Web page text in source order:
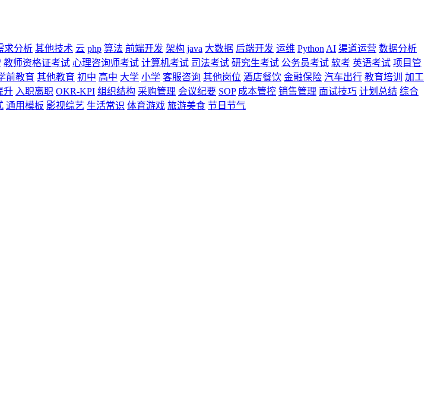
求分析 其他技术 云 php 算法 前端开发 架构 java 大数据 后端开发 运维 Python AI 渠道运营 数据分析
教师资格证考试 心理咨询师考试 计算机考试 司法考试 研究生考试 公务员考试 软考 英语考试 项目管
前教育 其他教育 初中 高中 大学 小学 客服咨询 其他岗位 酒店餐饮 金融保险 汽车出行 教育培训
加工
升 入职离职 OKR-KPI 组织结构 采购管理 会议纪要 SOP 成本管控 销售管理 面试技巧 计划总结 综合
通用模板 影视综艺 生活常识 体育游戏 旅游美食 节日节气